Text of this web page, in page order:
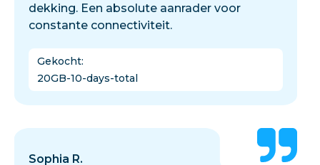
dekking. Een absolute aanrader voor
constante connectiviteit.
Gekocht:
20GB-10-days-total
Sophia R.